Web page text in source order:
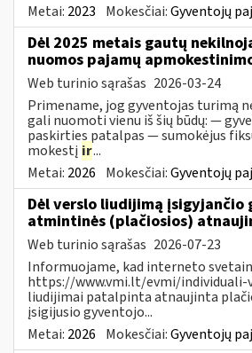
Metai: 2023 Mokesčiai:Gyventojų
Dėl 2025 metais gautų
nuomos pajamų
Web turinio sąrašas 2026-03-24
Primename, jog gyventojas turimą
gali nuomoti vienu iš šių būdų: —
paskirties patalpas — sumokėjus
mokestį ir...
Metai: 2026 Mokesčiai:Gyventojų
Dėl verslo liudijimą įsigyjančio
atmintinės (plačiosios)
Web turinio sąrašas 2026-07-23
Informuojame, kad interneto
https://www.vmi.lt/evmi/individuali-
liudijimai patalpinta atnaujinta
įsigijusio gyventojo...
Metai: 2026 Mokesčiai:Gyventojų